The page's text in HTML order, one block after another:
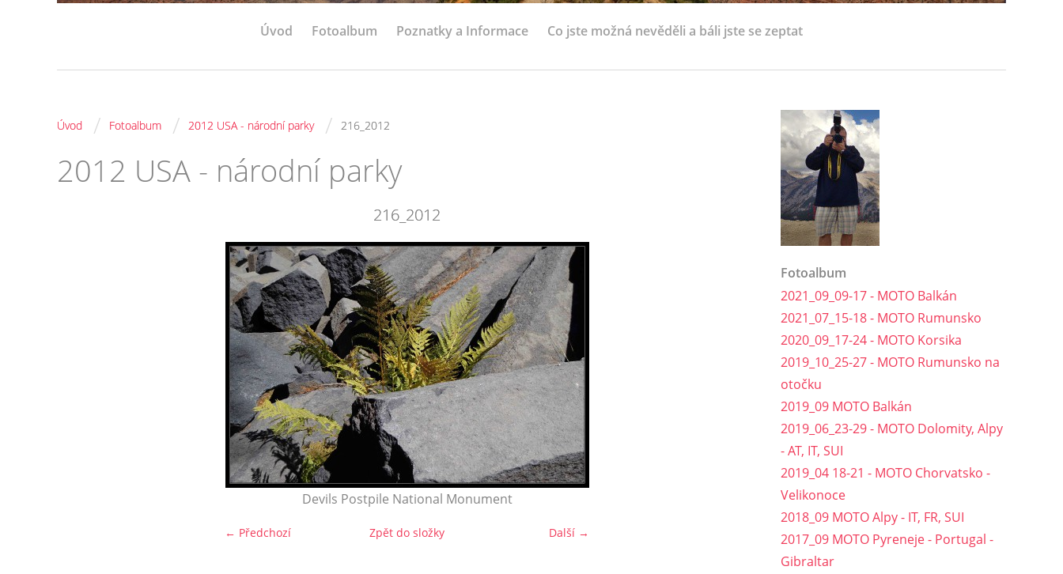
Úvod Fotoalbum Poznatky a Informace Co jste možná nevěděli a báli jste se zeptat
Úvod / Fotoalbum / 2012 USA - národní parky / 216_2012
2012 USA - národní parky
216_2012
Devils Postpile National Monument
← Předchozí Další →
Zpět do složky
Fotoalbum
2021_09_09-17 - MOTO Balkán
2021_07_15-18 - MOTO Rumunsko
2020_09_17-24 - MOTO Korsika
2019_10_25-27 - MOTO Rumunsko na
otočku
2019_09 MOTO Balkán
2019_06_23-29 - MOTO Dolomity, Alpy
- AT, IT, SUI
2019_04 18-21 - MOTO Chorvatsko -
Velikonoce
2018_09 MOTO Alpy - IT, FR, SUI
2017_09 MOTO Pyreneje - Portugal -
Gibraltar